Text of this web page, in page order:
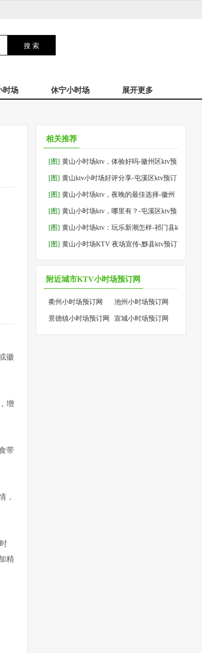
时场 休宁小时场 展开更多
徽
增
带
，
精
相关推荐
[图] 黄山小时场ktv，体验好吗-徽州区ktv预
订[图] 黄山ktv小时场好评分享-屯溪区ktv预订
[图] 黄山小时场ktv，夜晚的最佳选择-徽州
区ktv预订
[图] 黄山小时场ktv，哪里有？-屯溪区ktv预
订[图] 黄山小时场ktv：玩乐新潮怎样-祁门县k
tv预订
[图] 黄山小时场KTV 夜场宣传-黟县ktv预订
附近城市KTV小时场预订网
衢州小时场预订网 池州小时场预订网
景德镇小时场预订网 宣城小时场预订网